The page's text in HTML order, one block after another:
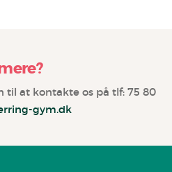
til at kontakte os på tlf: 75 80
gym.dk